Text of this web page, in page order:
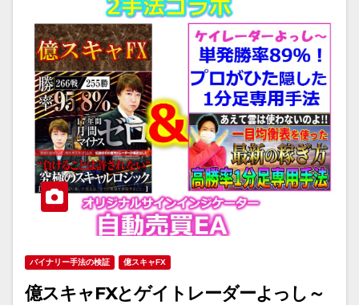
バイナリー手法の検証 億スキャFX
億スキャFXとゲイトレーダーよっし～